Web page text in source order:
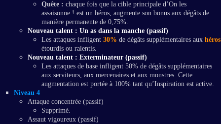
Quête : chaque fois que la cible principale d’On les
assaisonne ! est un héros, augmente son bonus aux dégâts de
manière permanente de 0,75%.
Nouveau talent : Un as dans la manche (passif)
Les attaques infligent 30% de dégâts supplémentaires aux héros
étourdis ou ralentis.
Nouveau talent : Exterminateur (passif)
Les attaques de base infligent 50% de dégâts supplémentaires
aux serviteurs, aux mercenaires et aux monstres. Cette
augmentation est portée à 100% tant qu’Inspiration est active.
Niveau 4
Attaque concentrée (passif)
Supprimé.
Assaut vigoureux (passif)